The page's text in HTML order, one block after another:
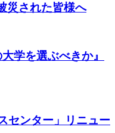
災された皆様へ
学を選ぶべきか』
センター」リニュー